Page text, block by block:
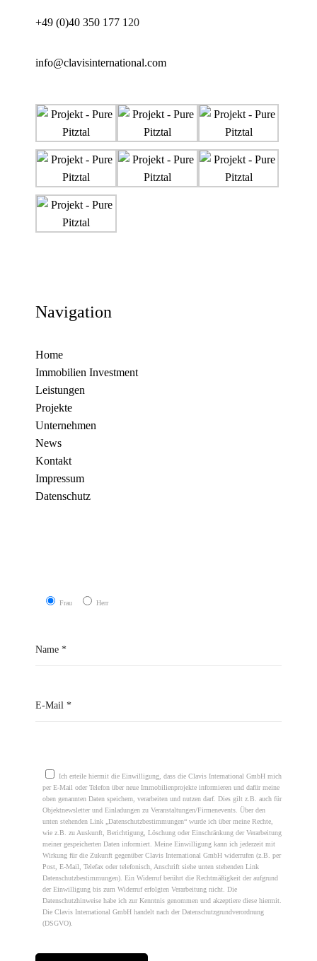
+49 (0)40 350 177 1 20
info@clavisinternational.com
Navigation
Home
Immobilien Investment
Leistungen
Projekte
Unternehmen
News
Kontakt
Impressum
Datenschutz
Frau Herr
Ich erteile hiermit die Einwilligung, dass die Clavis International GmbH mich
per E-Mail oder Telefon über neue Immobilienprojekte informieren und dafür meine
oben genannten Daten speichern, verarbeiten und nutzen darf. Dies gilt z.B. auch für
Objektnewsletter und Einladungen zu Veranstaltungen/Firmenevents. Über den
unten stehenden Link „Datenschutzbestimmungen“ wurde ich über meine Rechte,
wie z.B. zu Auskunft, Berichtigung, Löschung oder Einschränkung der Verarbeitung
meiner gespeicherten Daten informiert. Meine Einwilligung kann ich jederzeit mit
Wirkung für die Zukunft gegenüber Clavis International GmbH widerrufen (z.B. per
Post, E-Mail, Telefax oder telefonisch, Anschrift siehe unten stehenden Link
Datenschutzbestimmungen). Ein Widerruf berührt die Rechtmäßigkeit der aufgrund
der Einwilligung bis zum Widerruf erfolgten Verarbeitung nicht. Die
Datenschutzhinweise habe ich zur Kenntnis genommen und akzeptiere diese hiermit.
Die Clavis International GmbH handelt nach der Datenschutzgrundverordnung
(DSGVO).